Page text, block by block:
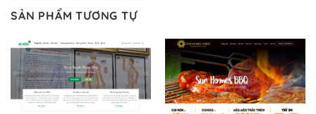
trang web WordPress của bạn.
Dễ dàng lựa chọn Hosting cho website WordPress
– Bảo mật cực tốt
Vì WordPress hiện là nền tảng xây dựng trang web và
SẢN PHẨM TƯƠNG TỰ